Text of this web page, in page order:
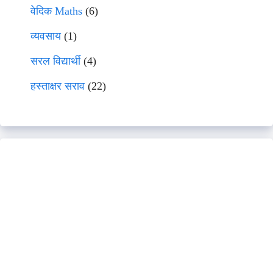
वेदिक Maths (6)
व्यवसाय(1)
सरल विद्यार्थी(4)
हस्ताक्षर सराव (22)